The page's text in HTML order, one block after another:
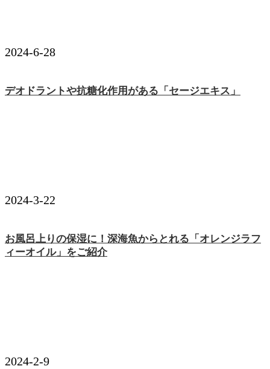
2024-6-28
デオドラントや抗糖化作用がある「セージエキス」
2024-3-22
お風呂上りの保湿に！深海魚からとれる「オレンジラフ
ィーオイル」をご紹介
2024-2-9